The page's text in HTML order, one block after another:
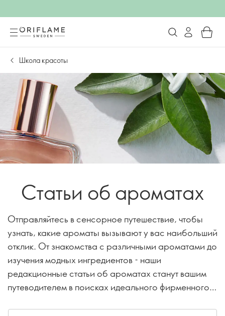
Школа красоты
Статьи об ароматах
Отправляйтесь в сенсорное путешествие, чтобы
узнать, какие ароматы вызывают у вас наибольший
отклик. От знакомства с различными ароматами до
изучения модных ингредиентов - наши
редакционные статьи об ароматах станут вашим
путеводителем в поисках идеального фирменного